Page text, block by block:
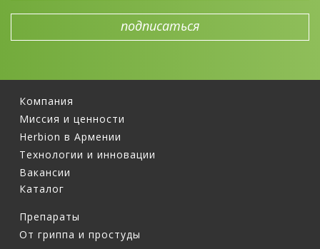
Компания
Миссия и ценности
Herbion в Армении
Технологии и инновации
Вакансии
Каталог
Препараты
От гриппа и простуды